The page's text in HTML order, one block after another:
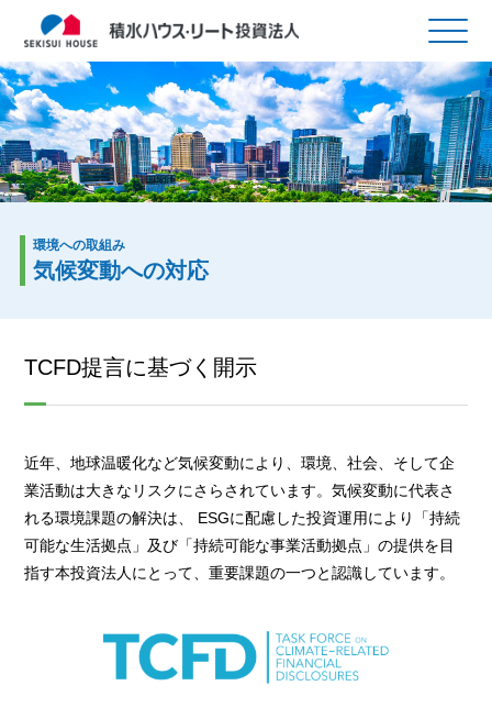
環境への取組み
気候変動への対応
TCFD提言に基づく開示
近年、地球温暖化など気候変動により、環境、社会、そして企
業活動は大きなリスクにさらされています。気候変動に代表さ
れる環境課題の解決は、 ESGに配慮した投資運用により「持続
可能な生活拠点」及び「持続可能な事業活動拠点」の提供を目
指す本投資法人にとって、重要課題の一つと認識しています。